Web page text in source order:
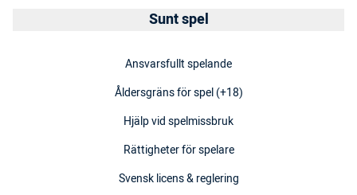
Sunt spel
Ansvarsfullt spelande
Åldersgräns för spel (+18)
Hjälp vid spelmissbruk
Rättigheter för spelare
Svensk licens & reglering